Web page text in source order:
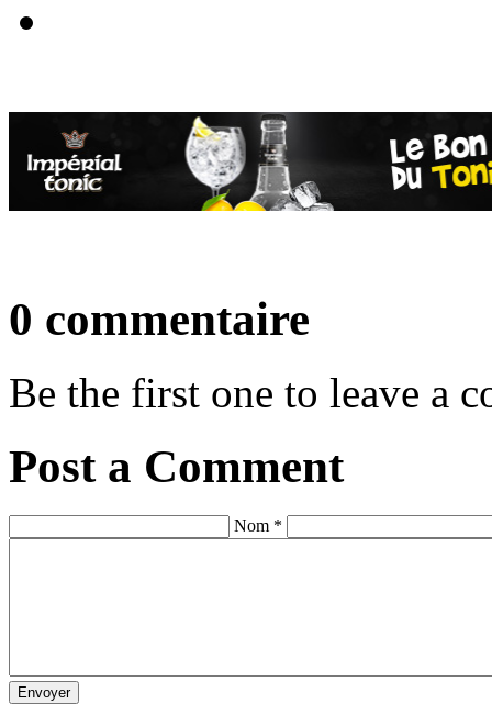
0 commentaire
Be the first one to leave a
Post a Comment
Nom *